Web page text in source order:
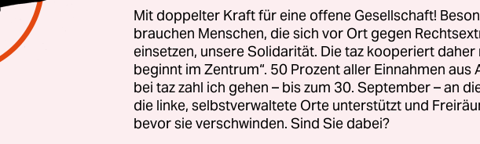
versuchen Unternehmen wie Stage Entertainment, Erfolg zu
Unternehmen mit Hauptsitz in Holland produziert
bei denen es um viel Geld geht: In die neue Hamburger Show
von Bern“ investiert Stage Entertainment 15 Millionen
kostete ebenso viel und „Tarzan“ lag bei 18 Millionen
Mit doppelter Kraft für eine offene Gesellschaft!
brauchen Menschen, die sich vor Ort gegen
einsetzen, unsere Solidarität. Die taz kooperiert daher
beginnt im Zentrum“. 50 Prozent aller Einnahmen aus
bei taz zahl ich gehen – bis zum 30. September – an
die linke, selbstverwaltete Orte unterstützt und
bevor sie verschwinden. Sind Sie dabei?